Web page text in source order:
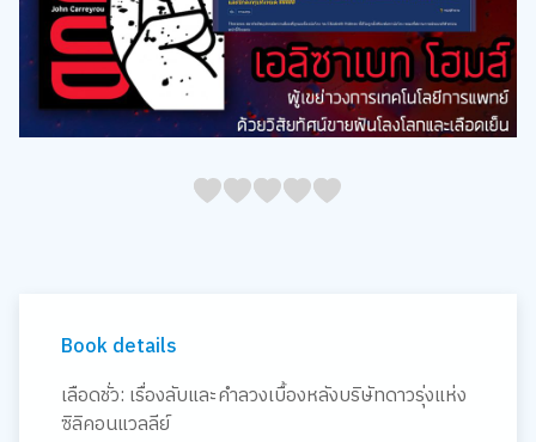
45
4
35
3
25
2
15
1
05
Book details
เลือดชั่ว: เรื่องลับและคำลวงเบื้องหลังบริษัทดาวรุ่งแห่ง
ซิลิคอนแวลลีย์